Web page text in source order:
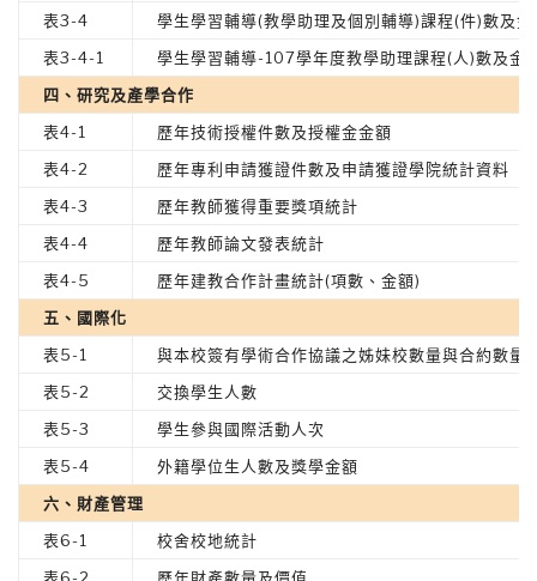
表3-4
學生學習輔導(教學助理及個別輔導)課程(件)數及金
表3-4-1
學生學習輔導-107學年度教學助理課程(人)數及金
四、研究及產學合作
表4-1
歷年技術授權件數及授權金金額
表4-2
歷年專利申請獲證件數及申請獲證學院統計資料
表4-3
歷年教師獲得重要獎項統計
表4-4
歷年教師論文發表統計
表4-5
歷年建教合作計畫統計(項數、金額)
五、國際化
表5-1
與本校簽有學術合作協議之姊妹校數量與合約數量
表5-2
交換學生人數
表5-3
學生參與國際活動人次
表5-4
外籍學位生人數及獎學金額
六、財產管理
表6-1
校舍校地統計